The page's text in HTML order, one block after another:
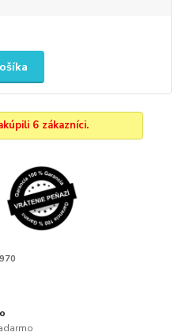
6 zákazníci.